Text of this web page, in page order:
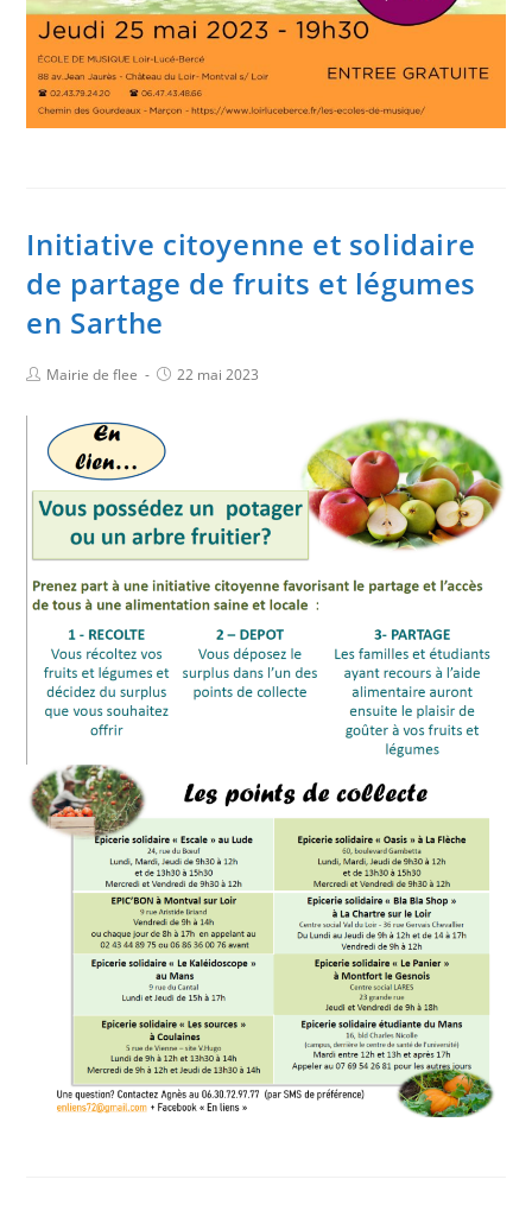
Initiative citoyenne et solidaire
de partage de fruits et légumes
en Sarthe
Mairie de flee 22 mai 2023